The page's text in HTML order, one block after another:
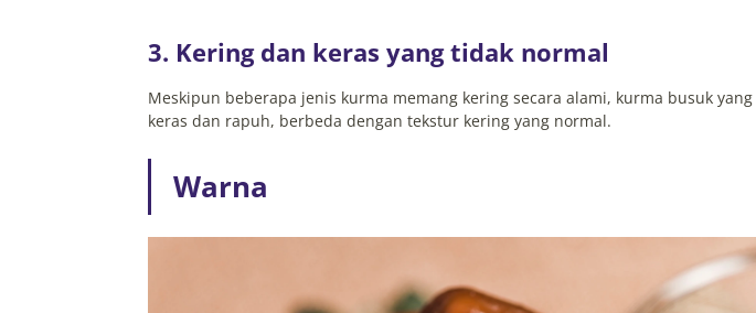
3. Kering dan keras yang tidak normal
Meskipun beberapa jenis kurma memang kering secara alami, kurma busuk
keras dan rapuh, berbeda dengan tekstur kering yang normal.
Warna